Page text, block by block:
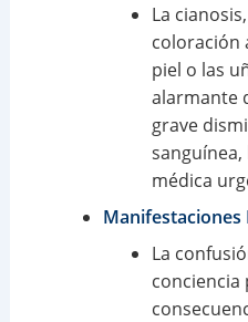
La
coloración
piel o las
alarmante
grave
médica
Manifestaciones
La
conciencia